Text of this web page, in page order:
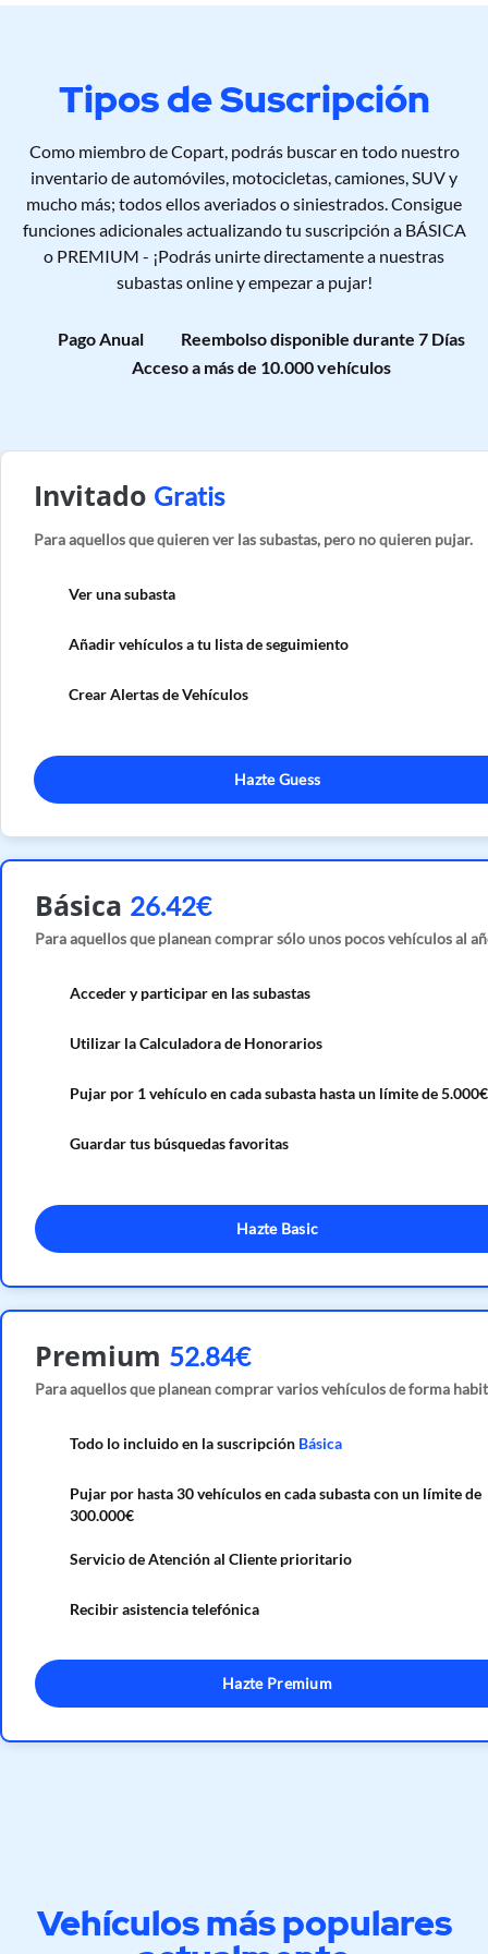
Tipos de Suscripción
Como miembro de Copart, podrás buscar en todo nuestro
inventario de automóviles, motocicletas, camiones, SUV y
mucho más; todos ellos averiados o siniestrados. Consigue
funciones adicionales actualizando tu suscripción a BÁSICA
o PREMIUM - ¡Podrás unirte directamente a nuestras
subastas online y empezar a pujar!
Pago Anual
Reembolso disponible durante 7 Días
Acceso a más de 10.000 vehículos
Invitado Gratis
Para aquellos que quieren ver las subastas, pero no quieren pujar.
Ver una subasta
Añadir vehículos a tu lista de seguimiento
Crear Alertas de Vehículos
Hazte Guess
Básica 26.42€
Para aquellos que planean comprar sólo unos pocos vehículos al
Acceder y participar en las subastas
Utilizar la Calculadora de Honorarios
Pujar por 1 vehículo en cada subasta hasta un límite de 5.000€
Guardar tus búsquedas favoritas
Hazte Basic
Premium 52.84€
Para aquellos que planean comprar varios vehículos de forma
Todo lo incluido en la suscripción Básica
Pujar por hasta 30 vehículos en cada subasta con un límite de
300.000€
Servicio de Atención al Cliente prioritario
Recibir asistencia telefónica
Hazte Premium
Vehículos más populares